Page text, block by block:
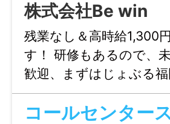
株式会社Be win
残業なし＆高時給1,300
す！ 研修もあるので、
歓迎、まずはじょぶる
い。
コールセンター